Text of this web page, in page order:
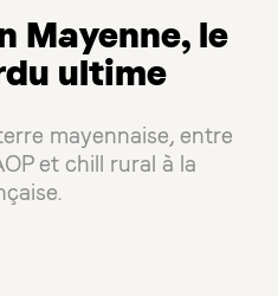
Mayenne, le
ultime
mayennaise, entre
et chill rural à la